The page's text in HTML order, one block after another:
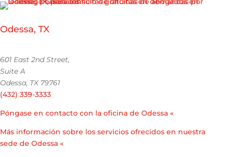
Odessa, TX
601 East 2nd Street,
Suite A
Odessa, TX 79761
(432) 339-3333
Póngase en contacto con la oficina de Odessa «
Más información sobre los servicios ofrecidos en nuestra
sede de Odessa «